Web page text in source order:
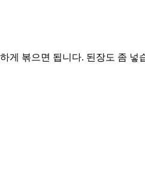
게 볶으면 됩니다. 된장도 좀 넣